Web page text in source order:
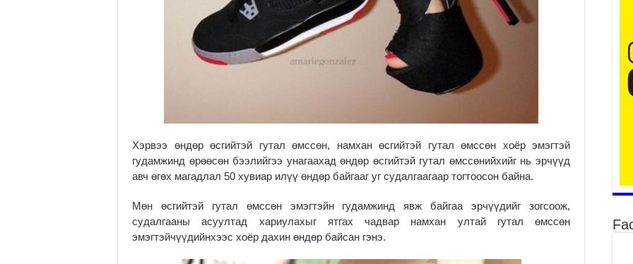
Хэрвээ өндөр өсгийтэй гутал өмссөн, намхан өсгийтэй гутал өмссөн хоёр эмэгтэй
гудамжинд өрөөсөн бээлийгээ унагаахад өндөр өсгийтэй гутал өмссөнийхийг нь эрчүүд
авч өгөх магадлал 50 хувиар илүү өндөр байгааг уг судалгаагаар тогтоосон байна.
Мөн өсгийтэй гутал өмссөн эмэгтэйн гудамжинд явж байгаа эрчүүдийг зогсоож,
судалгааны асуултад хариулахыг ятгах чадвар намхан ултай гутал өмссөн
эмэгтэйчүүдийнхээс хоёр дахин өндөр байсан гэнэ.